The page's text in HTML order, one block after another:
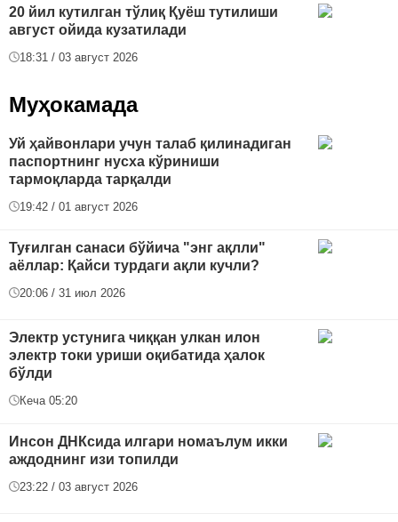
20 йил кутилган тўлиқ Қуёш тутилиши
август ойида кузатилади
18:31 / 03 август 2026
Муҳокамада
Уй ҳайвонлари учун талаб қилинадиган
паспортнинг нусха кўриниши
тармоқларда тарқалди
19:42 / 01 август 2026
Туғилган санаси бўйича "энг ақлли"
аёллар: Қайси турдаги ақли кучли?
20:06 / 31 июл 2026
Электр устунига чиққан улкан илон
электр токи уриши оқибатида ҳалок
бўлди
Кеча 05:20
Инсон ДНКсида илгари номаълум икки
аждоднинг изи топилди
23:22 / 03 август 2026